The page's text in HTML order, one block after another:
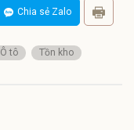
Chia sẻ Zalo
Ô tô Tồn kho